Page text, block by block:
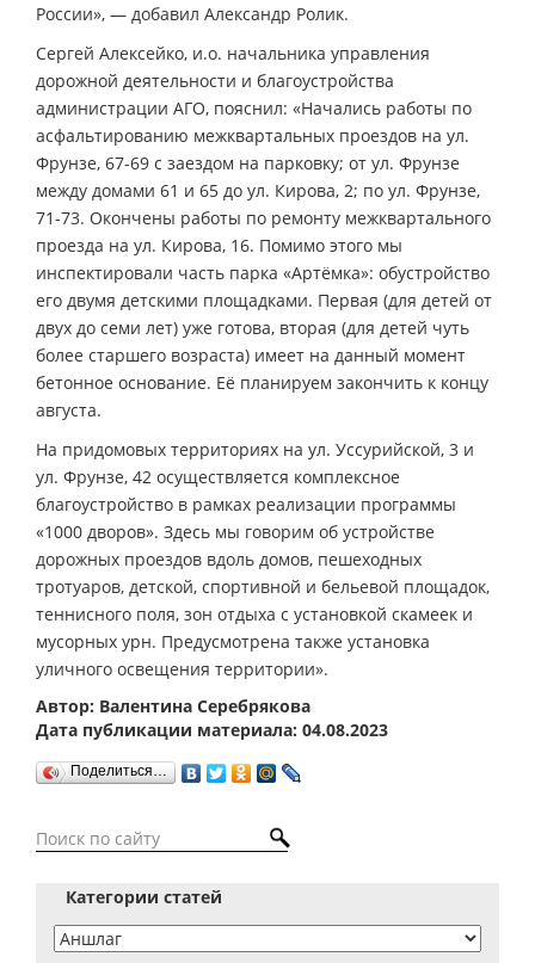
России», — добавил Александр Ролик.
Сергей Алексейко, и.о. начальника управления
дорожной деятельности и благоустройства
администрации АГО, пояснил: «Начались работы по
асфальтированию межквартальных проездов на ул.
Фрунзе, 67-69 с заездом на парковку; от ул. Фрунзе
между домами 61 и 65 до ул. Кирова, 2; по ул. Фрунзе,
71-73. Окончены работы по ремонту межквартального
проезда на ул. Кирова, 16. Помимо этого мы
инспектировали часть парка «Артёмка»: обустройство
его двумя детскими площадками. Первая (для детей от
двух до семи лет) уже готова, вторая (для детей чуть
более старшего возраста) имеет на данный момент
бетонное основание. Её планируем закончить к концу
августа.
На придомовых территориях на ул. Уссурийской, 3 и
ул. Фрунзе, 42 осуществляется комплексное
благоустройство в рамках реализации программы
«1000 дворов». Здесь мы говорим об устройстве
дорожных проездов вдоль домов, пешеходных
тротуаров, детской, спортивной и бельевой площадок,
теннисного поля, зон отдыха с установкой скамеек и
мусорных урн. Предусмотрена также установка
уличного освещения территории».
Автор: Валентина Серебрякова
Дата публикации материала: 04.08.2023
Поделиться…
Категории статей